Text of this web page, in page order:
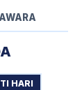
HARI